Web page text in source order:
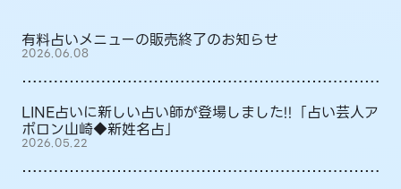
有料占いメニューの販売終了のお知らせ
2026.06.08
LINE占いに新しい占い師が登場しました!!「占い芸人ア
ポロン山崎◆新姓名占」
2026.05.22